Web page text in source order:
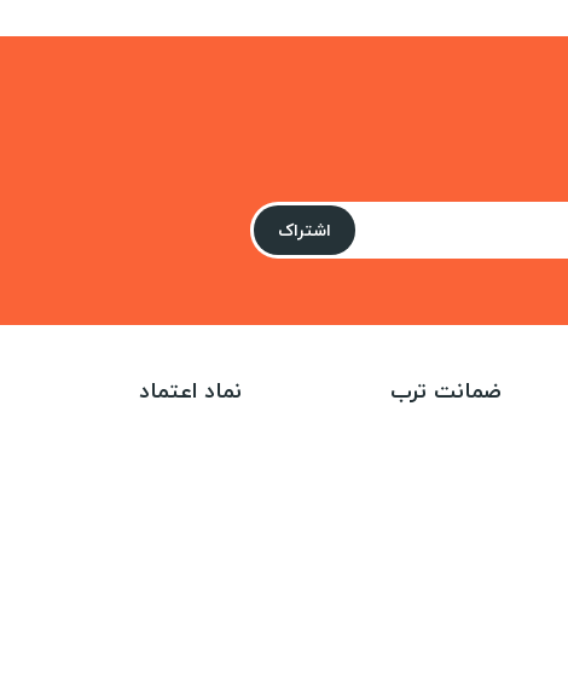
اشتراک
ضمانت ترب نماد اعتماد